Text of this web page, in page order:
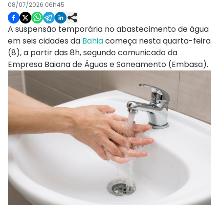
08/07/2026 06h45
A suspensão temporária no abastecimento de água
em seis cidades da Bahiacomeça nesta quarta-feira
(8), a partir das 8h, segundo comunicado da
Empresa Baiana de Águas e Saneamento (Embasa).